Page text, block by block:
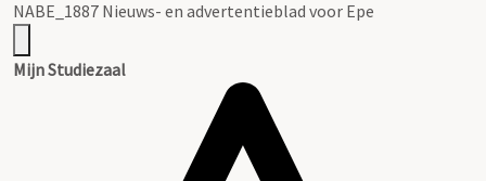
NABE_1887 Nieuws- en advertentieblad voor Epe
Mijn Studiezaal